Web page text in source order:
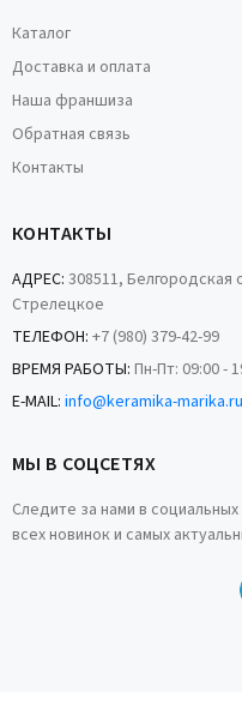
Каталог
Доставка и оплата
Наша франшиза
Обратная связь
Контакты
КОНТАКТЫ
АДРЕС: 308511, Белгородская
Стрелецкое
ТЕЛЕФОН: +7 (980) 379-42-99
ВРЕМЯ РАБОТЫ: Пн-Пт: 09:00 -
E-MAIL: info@keramika-marika.ru
МЫ В СОЦСЕТЯХ
Следите за нами в
всех новинок и самых